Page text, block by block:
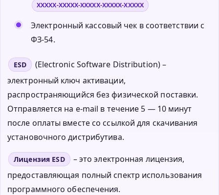
XXXXX-XXXXX-XXXXX-XXXXX-XXXXX
Электронный кассовый чек в соответствии с
ФЗ-54.
ESD
(Electronic Software Distribution) –
электронный ключ активации,
распространяющийся без физической поставки.
Отправляется на e-mail в течение 5 — 10 минут
после оплаты вместе со ссылкой для скачивания
установочного дистрибутива.
Лицензия ESD
– это электронная лицензия,
предоставляющая полный спектр использования
программного обеспечения.